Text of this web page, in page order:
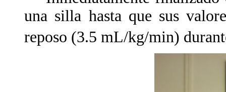
una silla hasta que sus
reposo (3.5 mL/kg/min)